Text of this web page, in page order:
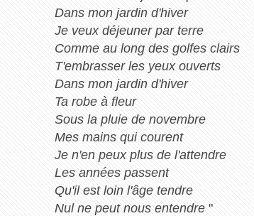
Dans mon jardin d'hiver
Je veux déjeuner par terre
Comme au long des golfes clairs
T'embrasser les yeux ouverts
Dans mon jardin d'hiver
Ta robe à fleur
Sous la pluie de novembre
Mes mains qui courent
Je n'en peux plus de l'attendre
Les années passent
Qu'il est loin l'âge tendre
Nul ne peut nous entendre"